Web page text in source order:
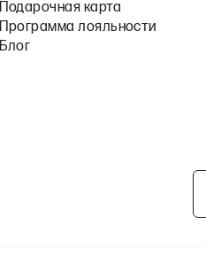
Подарочная карта
Программа лояльности
Блог